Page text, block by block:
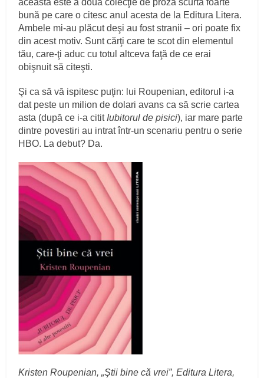
aceasta este a doua colecţie de proză scurtă foarte
bună pe care o citesc anul acesta de la Editura Litera.
Ambele mi-au plăcut deşi au fost stranii – ori poate fix
din acest motiv. Sunt cărţi care te scot din elementul
tău, care-ţi aduc cu totul altceva faţă de ce erai
obişnuit să citeşti.
Şi ca să vă ispitesc puţin: lui Roupenian, editorul i-a
dat peste un milion de dolari avans ca să scrie cartea
asta (după ce i-a citit Iubitorul de pisici), iar mare parte
dintre povestiri au intrat într-un scenariu pentru o serie
HBO. La debut? Da.
Kristen Roupenian, „Ştii bine că vrei”, Editura Litera,